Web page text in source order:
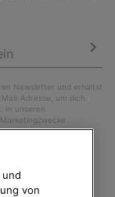
Newsletter und erhältst
Adresse, um dich
In unseren
von